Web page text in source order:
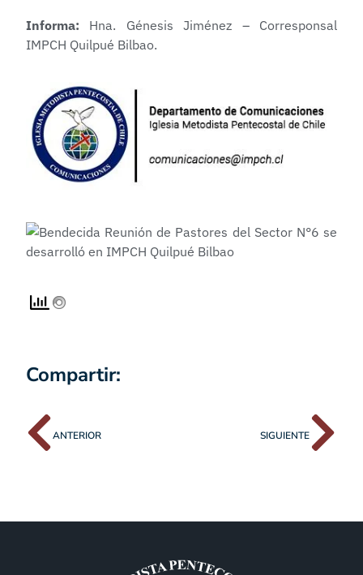
Informa: Hna. Génesis Jiménez – Corresponsal
IMPCH Quilpué Bilbao.
Compartir:
ANTERIOR SIGUIENTE